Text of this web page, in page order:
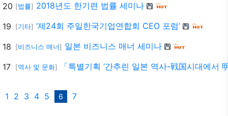
20 [법률] 2018년도 한기련 법률 세미나
19 [기타] ‘제24회 주일한국기업연합회 CEO 포럼’
18 [비즈니스 매너] 일본 비즈니스 매너 세미나
17 [역사 및 문화] 「특별기획 ‘간추린 일본 역사-戦国시대에서
1 2 3 4 5 6 7